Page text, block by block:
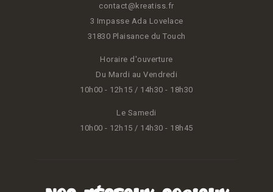
contact@kreatiss.fr
3 Impasse Ada Lovelace
31830 Plaisance du Touch
Horaire d'ouverture
Du Mardi au Vendredi
10h00 - 12h15 / 14h30 - 18h30
Le Samedi
10h00 - 12h15 / 14h30 - 18h45